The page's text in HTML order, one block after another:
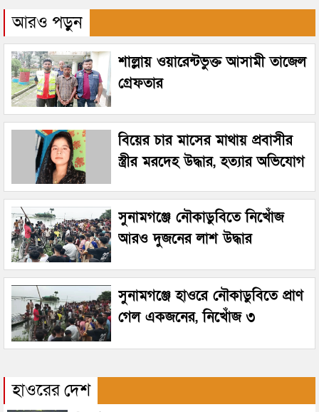
আরও পড়ুন
শাল্লায় ওয়ারেন্টভুক্ত আসামী তাজেল
গ্রেফতার
বিয়ের চার মাসের মাথায় প্রবাসীর
স্ত্রীর মরদেহ উদ্ধার, হত্যার অভিযোগ
সুনামগঞ্জে নৌকাডুবিতে নিখোঁজ
আরও দুজনের লাশ উদ্ধার
সুনামগঞ্জে হাওরে নৌকাডুবিতে প্রাণ
গেল একজনের, নিখোঁজ ৩
হাওরের দেশ